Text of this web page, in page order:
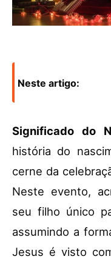
Neste artigo:
Significado do
história do
cerne da
Neste evento,
seu filho único
assumindo a
Jesus é visto